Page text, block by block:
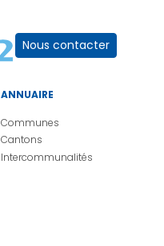
Nous contacter
ANNUAIRE
Communes
Cantons
Intercommunalités